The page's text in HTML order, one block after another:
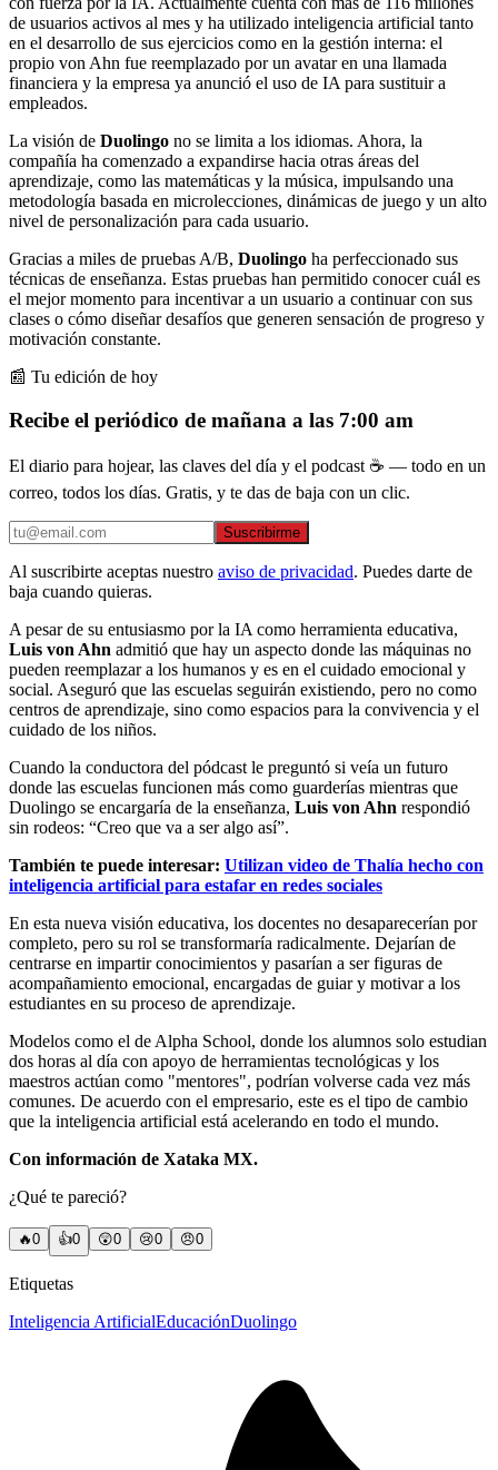
de usuarios activos al mes y ha utilizado inteligencia artificial tanto
en el desarrollo de sus ejercicios como en la gestión interna: el
propio von Ahn fue reemplazado por un avatar en una llamada
financiera y la empresa ya anunció el uso de IA para sustituir a
empleados.
La visión de Duolingo no se limita a los idiomas. Ahora, la
compañía ha comenzado a expandirse hacia otras áreas del
aprendizaje, como las matemáticas y la música, impulsando una
metodología basada en microlecciones, dinámicas de juego y un alto
nivel de personalización para cada usuario.
Gracias a miles de pruebas A/B, Duolingo ha perfeccionado sus
técnicas de enseñanza. Estas pruebas han permitido conocer cuál es
el mejor momento para incentivar a un usuario a continuar con sus
clases o cómo diseñar desafíos que generen sensación de progreso y
motivación constante.
📰 Tu edición de hoy
Recibe el periódico de mañana a las 7:00 am
El diario para hojear, las claves del día y el podcast ☕ — todo en un
correo, todos los días. Gratis, y te das de baja con un clic.
Suscribirme
Al suscribirte aceptas nuestro aviso de privacidad. Puedes darte de
baja cuando quieras.
A pesar de su entusiasmo por la IA como herramienta educativa,
Luis von Ahn admitió que hay un aspecto donde las máquinas no
pueden reemplazar a los humanos y es en el cuidado emocional y
social. Aseguró que las escuelas seguirán existiendo, pero no como
centros de aprendizaje, sino como espacios para la convivencia y el
cuidado de los niños.
Cuando la conductora del pódcast le preguntó si veía un futuro
donde las escuelas funcionen más como guarderías mientras que
Duolingo se encargaría de la enseñanza, Luis von Ahn respondió
sin rodeos: “Creo que va a ser algo así”.
También te puede interesar: Utilizan video de Thalía hecho con
inteligencia artificial para estafar en redes sociales
En esta nueva visión educativa, los docentes no desaparecerían por
completo, pero su rol se transformaría radicalmente. Dejarían de
centrarse en impartir conocimientos y pasarían a ser figuras de
acompañamiento emocional, encargadas de guiar y motivar a los
estudiantes en su proceso de aprendizaje.
Modelos como el de Alpha School, donde los alumnos solo estudian
dos horas al día con apoyo de herramientas tecnológicas y los
maestros actúan como "mentores", podrían volverse cada vez más
comunes. De acuerdo con el empresario, este es el tipo de cambio
que la inteligencia artificial está acelerando en todo el mundo.
Con información de Xataka MX.
¿Qué te pareció?
🔥0 👍0 😲0 😢0 😠0
Etiquetas
Inteligencia ArtificialEducaciónDuolingo